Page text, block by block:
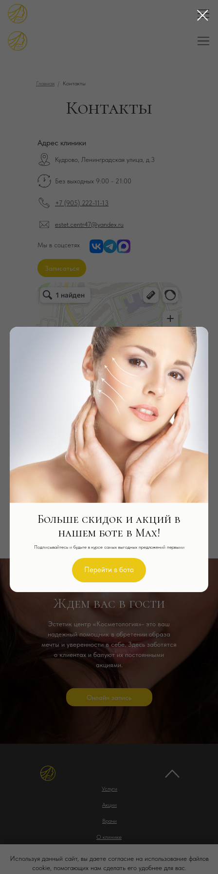
Главная / Контакты
Контакты
Адрес клиники
Кудрово, Ленинградская улица, д.3
Без выходных 9:00 - 21:00
+7 (905) 222-11-13
estet.centr47@yandex.ru
Записаться
*У медицинского центра есть парковка
Эстетик центр косметология
Косметология в Кудрово
Эпиляция в Кудрово
Мы в соцсетях
Ждем вас в гости
Эстетик центр «Косметология»- это ваш
надежный помощник в обретении образа
мечты и уверенности в себе. Здесь заботятся
о клиентах и балуют их постоянными
акциями.
Онлайн запись
Услуги
Акции
Врачи
О клинике
Больше скидок и акций в
нашем боте в Max!
Подписывайтесь и будьте в курсе самых выгодных предложений первыми
Перейти в бота
Используя данный сайт, вы даете согласие на использование файлов
cookie, помогающих нам сделать его удобнее для вас.